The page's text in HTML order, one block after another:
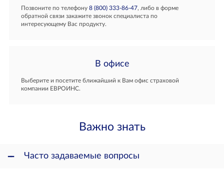
Позвоните по телефону 8 (800) 333-86-47, либо в форме
обратной связи закажите звонок специалиста по
интересующему Вас продукту.
В офисе
Выберите и посетите ближайший к Вам офис страховой
компании ЕВРОИНС.
Важно знать
Часто задаваемые вопросы